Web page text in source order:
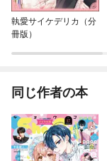
執愛サイケデリカ（分
冊版）
同じ作者の本